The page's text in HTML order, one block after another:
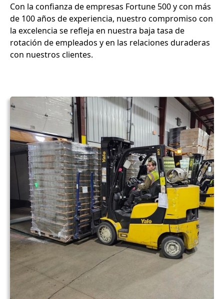
Con la confianza de empresas Fortune 500 y con más
de 100 años de experiencia, nuestro compromiso con
la excelencia se refleja en nuestra baja tasa de
rotación de empleados y en las relaciones duraderas
con nuestros clientes.